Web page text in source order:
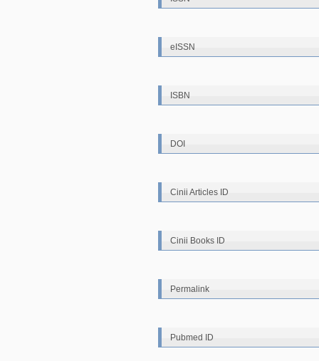
eISSN
ISBN
DOI
Cinii Articles ID
Cinii Books ID
Permalink
Pubmed ID